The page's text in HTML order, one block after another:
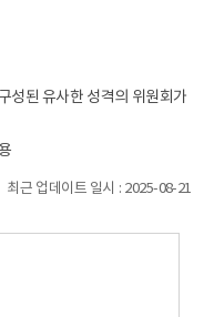
성된 유사한 성격의 위원회가
최근 업데이트 일시 : 2025-08-21